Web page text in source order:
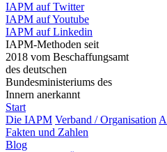
IAPM auf Twitter
IAPM auf Youtube
IAPM auf Linkedin
IAPM-Methoden seit
2018 vom Beschaffungsamt
des deutschen
Bundesministeriums des
Innern anerkannt
Start
Die IAPM Verband / Organisation
Fakten und Zahlen
Blog